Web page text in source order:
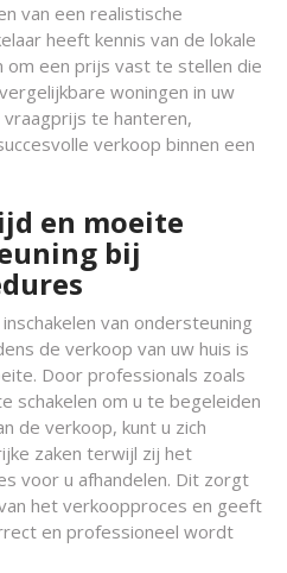
van een realistische
heeft kennis van de lokale
om een prijs vast te stellen die
woningen in uw
te hanteren,
verkoop binnen een
en moeite
bij
van ondersteuning
de verkoop van uw huis is
Door professionals zoals
schakelen om u te begeleiden
de verkoop, kunt u zich
zaken terwijl zij het
voor u afhandelen. Dit zorgt
het verkoopproces en geeft
en professioneel wordt